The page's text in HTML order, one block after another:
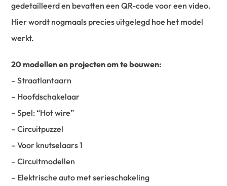
gedetailleerd en bevatten een QR-code voor een video.
Hier wordt nogmaals precies uitgelegd hoe het model
werkt.
20 modellen en projecten om te bouwen:
– Straatlantaarn
– Hoofdschakelaar
– Spel: “Hot wire”
– Circuitpuzzel
– Voor knutselaars 1
– Circuitmodellen
– Elektrische auto met serieschakeling